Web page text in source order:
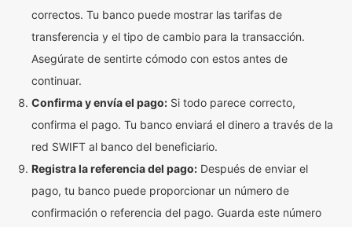
correctos. Tu banco puede mostrar las tarifas de
transferencia y el tipo de cambio para la transacción.
Asegúrate de sentirte cómodo con estos antes de
continuar.
Confirma y envía el pago: Si todo parece correcto,
confirma el pago. Tu banco enviará el dinero a través de la
red SWIFT al banco del beneficiario.
Registra la referencia del pago: Después de enviar el
pago, tu banco puede proporcionar un número de
confirmación o referencia del pago. Guarda este número